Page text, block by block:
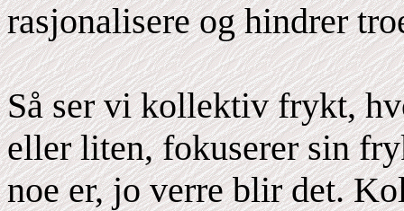
rasjonalisere og hindrer
Så ser vi kollektiv frykt,
eller liten, fokuserer sin
noe er, jo verre blir det.